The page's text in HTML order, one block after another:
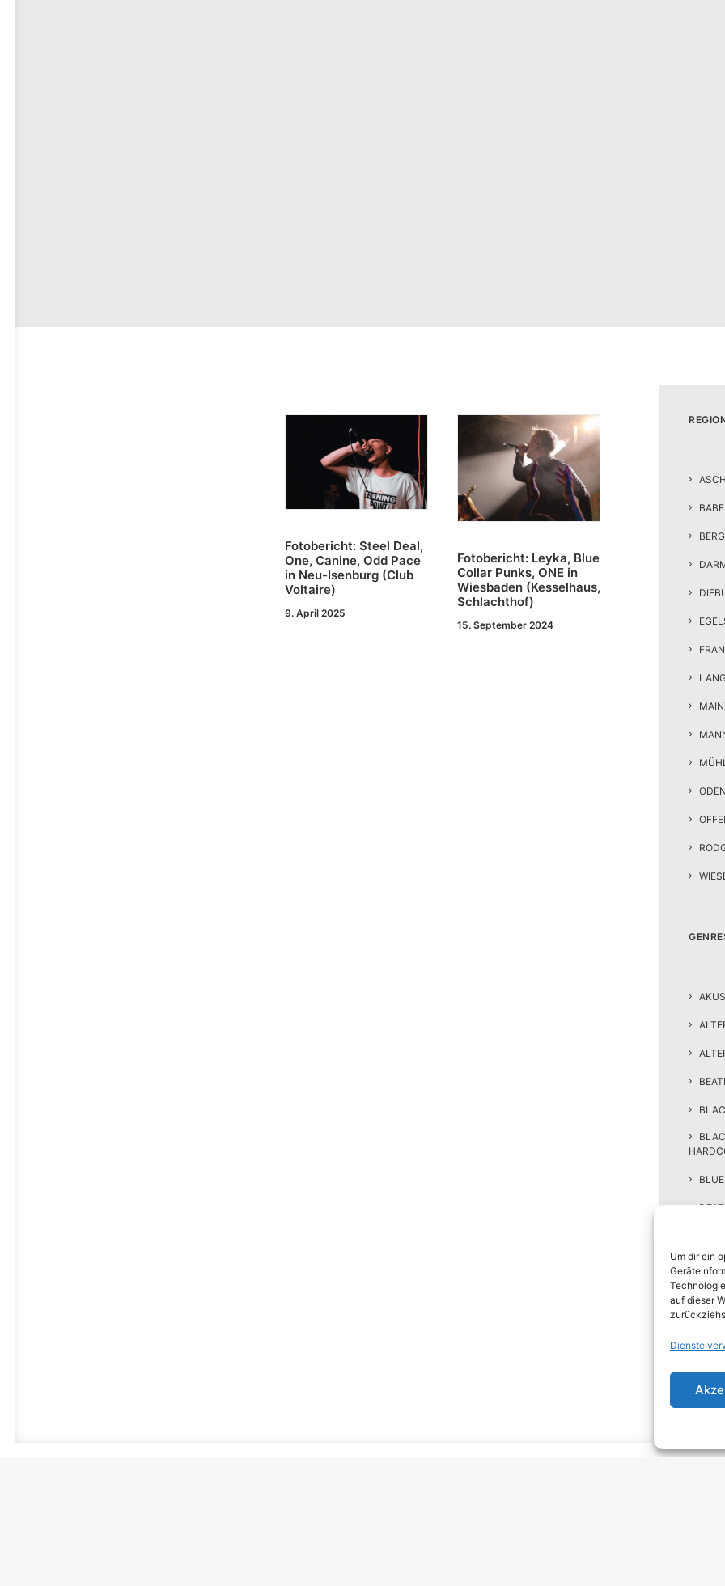
Um dir ein
auf dieser
Dienste
Fotobericht: Steel Deal,
One, Canine, Odd Pace
in Neu-Isenburg (Club
Voltaire)
9. April 2025
Fotobericht: Leyka, Blue
Collar Punks, ONE in
Wiesbaden (Kesselhaus,
Schlachthof)
15. September 2024
DJENT
EMO
EMO